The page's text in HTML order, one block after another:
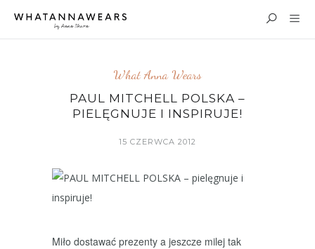
What Anna Wears
PAUL MITCHELL POLSKA –
PIELĘGNUJE I INSPIRUJE!
15 CZERWCA 2012
Miło dostawać prezenty a jeszcze milej tak